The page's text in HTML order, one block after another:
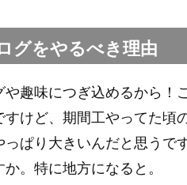
グをやるべき理由
趣味につぎ込めるから！
けど、期間工やってた頃
ぱり大きいんだと思うで
。特に地方になると。